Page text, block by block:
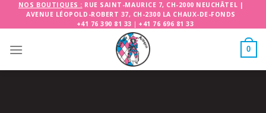
NOS BOUTIQUES : RUE SAINT-MAURICE 7, CH-2000 NEUCHÂTEL |
AVENUE LÉOPOLD-ROBERT 37, CH-2300 LA CHAUX-DE-FONDS
+41 76 390 81 33 | +41 76 696 81 33
0